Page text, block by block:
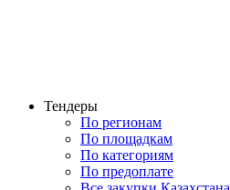
Тендеры
По регионам
По площадкам
По категориям
По предоплате